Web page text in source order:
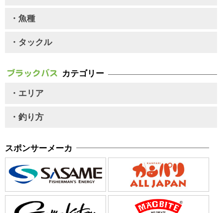
・魚種
・タックル
カテゴリー
・エリア
・釣り方
スポンサーメーカ